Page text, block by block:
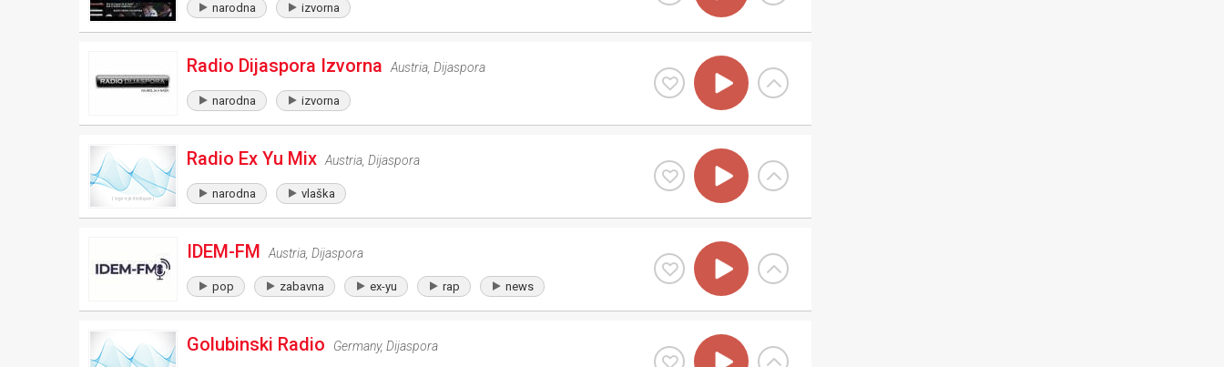
narodna izvorna
Radio Dijaspora Izvorna Austria Dijaspora
narodna izvorna
Radio Ex Yu Mix Austria Dijaspora
narodna vlaška
IDEM-FM Austria Dijaspora
pop zabavna ex-yu rap news
Golubinski Radio Germany, Dijaspora